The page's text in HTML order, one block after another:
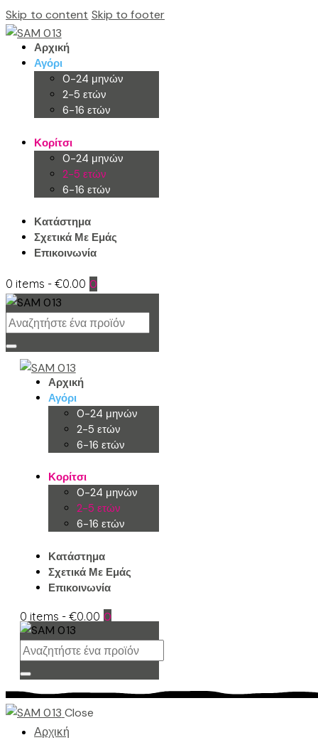
Skip to content Skip to footer
Αρχική
Αγόρι
0-24 μηνών
2-5 ετών
6-16 ετών
Κορίτσι
0-24 μηνών
2-5 ετών
6-16 ετών
Κατάστημα
Σχετικά Με Εμάς
Επικοινωνία
0 items -€0.00 0
Αρχική
Αγόρι
0-24 μηνών
2-5 ετών
6-16 ετών
Κορίτσι
0-24 μηνών
2-5 ετών
6-16 ετών
Κατάστημα
Σχετικά Με Εμάς
Επικοινωνία
0 items -€0.00 0
Close
Αρχική